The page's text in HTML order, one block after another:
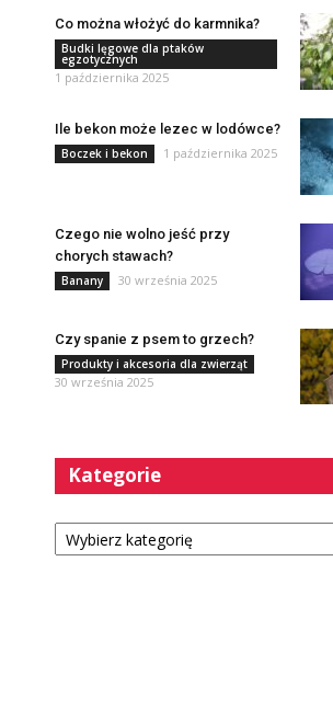
Co można włożyć do karmnika?
Budki lęgowe dla ptaków
egzotycznych
1 października 2025
Ile bekon może lezec w lodówce?
Boczek i bekon 1 października 2025
Czego nie wolno jeść przy
chorych stawach?
Banany 30 września 2025
Czy spanie z psem to grzech?
Produkty i akcesoria dla zwierząt
30 września 2025
Kategorie
Kategorie